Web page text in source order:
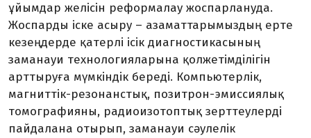
ұйымдар желісін реформалау жоспарлануда.
Жоспарды іске асыру – азаматтарымыздың ерте
кезеңдерде қатерлі ісік диагнос­тика­сының
заманауи технологияларына қолжетімділігін
арттыруға мүмкіндік береді. Компьютерлік,
магниттік-резонанстық, позитрон-эмиссиялық
томографияны, радиоизотоптық зерт­теулерді
пайдалана отырып, заманауи сәулелік